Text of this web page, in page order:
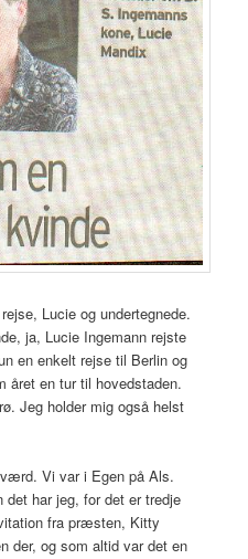
Lucie og undertegnede.
ja, Lucie Ingemann rejste
en enkelt rejse til Berlin og
året en tur til hovedstaden.
Jeg holder mig også helst
Vi var i Egen på Als.
har jeg, for det er tredje
fra præsten, Kitty
der, og som altid var det en